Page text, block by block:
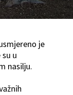
je
u
nasilju.